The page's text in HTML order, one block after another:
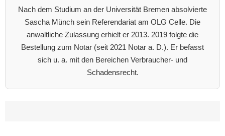
Nach dem Studium an der Universität Bremen absolvierte
Sascha Münch sein Referendariat am OLG Celle. Die
anwaltliche Zulassung erhielt er 2013. 2019 folgte die
Bestellung zum Notar (seit 2021 Notar a. D.). Er befasst
sich u. a. mit den Bereichen Verbraucher- und
Schadensrecht.